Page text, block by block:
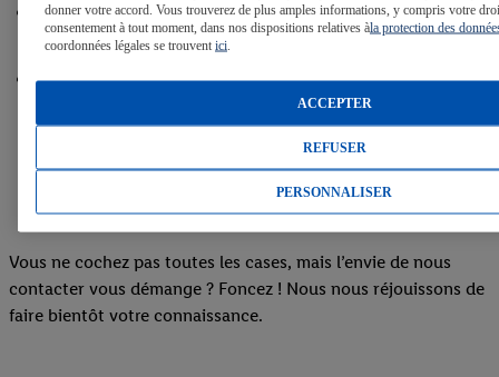
Une fonction variée et ambitieuse qui laisse une large
place aux initiatives.
Des contacts enthousiasmants, car grâce à notre
communauté nationale de Young Talents, vous
rencontrerez des collègues de différentes régions et de
parcours variés lors d’ateliers et d’autres événements.
Vous ne cochez pas toutes les cases, mais l’envie de nous
contacter vous démange ? Foncez ! Nous nous réjouissons de
faire bientôt votre connaissance.
donner votre accord. Vous trouverez de plus amples informations, y compris votre
consentement à tout moment, dans nos dispositions relatives àla protection des
coordonnées légales se trouvent ici
REFUSER
ACCEPTER
PERSONNALISER